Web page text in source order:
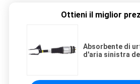
Ottieni il miglior
Absorbente di
d'aria sinistra
68303269AB